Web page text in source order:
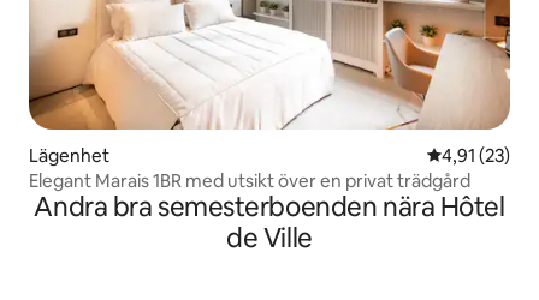
Lägenhet 4,91 av 5 i
4,91 (23)
Elegant Marais 1BR med utsikt över en privat trädgård
Andra bra semesterboenden nära Hôtel
de Ville